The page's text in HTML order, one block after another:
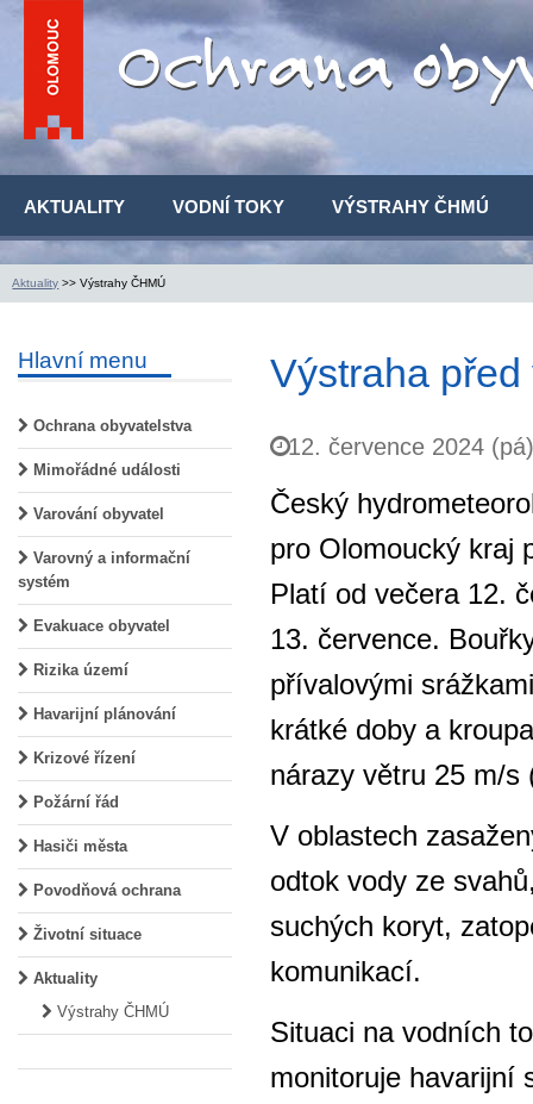
AKTUALITY VODNÍ TOKY VÝSTRAHY ČHMÚ
Aktuality >> Výstrahy ČHMÚ
Hlavní menu
Ochrana obyvatelstva
Mimořádné události
Varování obyvatel
Varovný a informační
systém
Evakuace obyvatel
Rizika území
Havarijní plánování
Krizové řízení
Požární řád
Hasiči města
Povodňová ochrana
Životní situace
Aktuality
Výstrahy ČHMÚ
Výstraha
12. července 2024 (pá)
Český
pro Olomoucký kraj
Platí od večera 12.
13. července.
přívalovými
krátké doby a
nárazy větru 25 m/s
V oblastech
odtok vody ze
suchých koryt,
komunikací.
Situaci na vodních
monitoruje havarijní